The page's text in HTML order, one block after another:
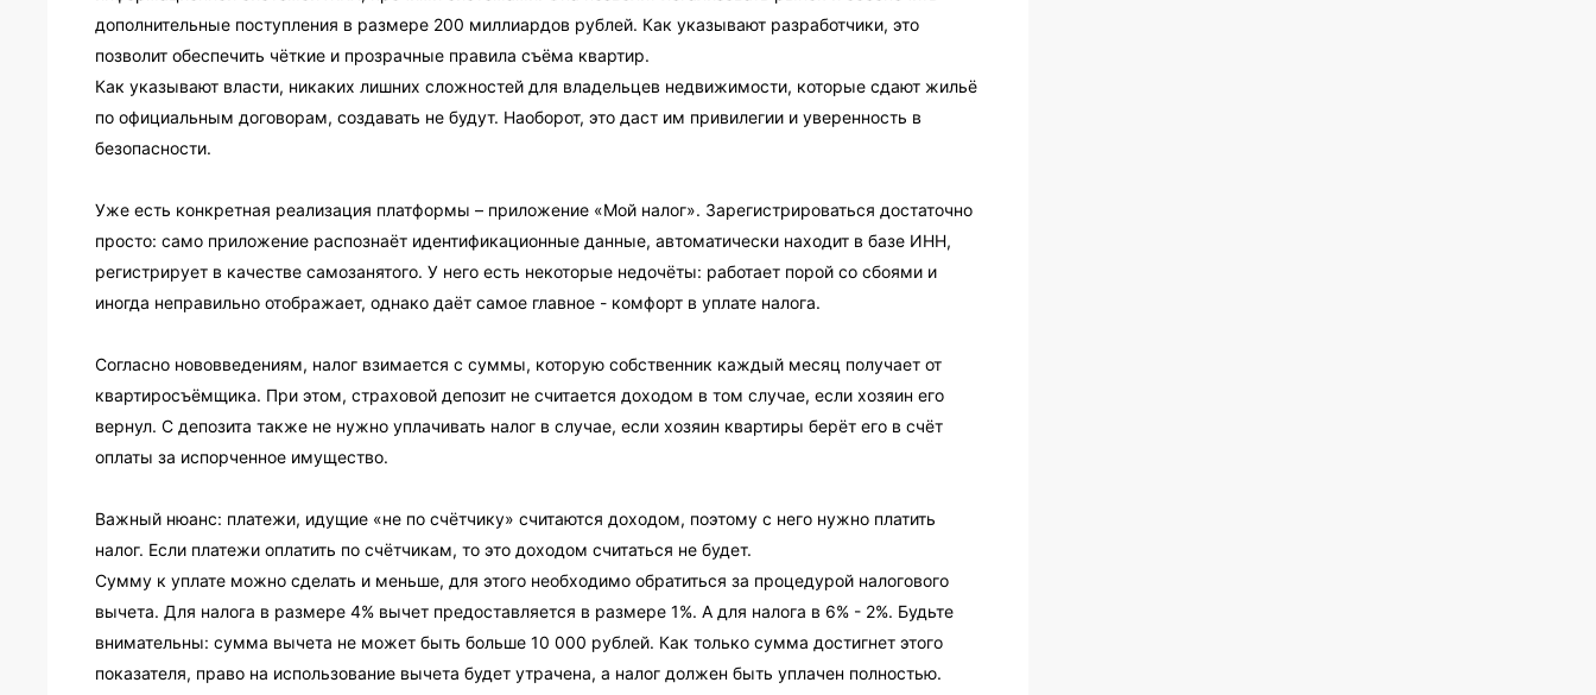
дополнительные поступления в размере 200 миллиардов рублей. Как указывают разработчики, это
позволит обеспечить чёткие и прозрачные правила съёма квартир.
Как указывают власти, никаких лишних сложностей для владельцев недвижимости, которые сдают жильё
по официальным договорам, создавать не будут. Наоборот, это даст им привилегии и уверенность в
безопасности.
Уже есть конкретная реализация платформы – приложение «Мой налог». Зарегистрироваться достаточно
просто: само приложение распознаёт идентификационные данные, автоматически находит в базе ИНН,
регистрирует в качестве самозанятого. У него есть некоторые недочёты: работает порой со сбоями и
иногда неправильно отображает, однако даёт самое главное - комфорт в уплате налога.
Согласно нововведениям, налог взимается с суммы, которую собственник каждый месяц получает от
квартиросъёмщика. При этом, страховой депозит не считается доходом в том случае, если хозяин его
вернул. С депозита также не нужно уплачивать налог в случае, если хозяин квартиры берёт его в счёт
оплаты за испорченное имущество.
Важный нюанс: платежи, идущие «не по счётчику» считаются доходом, поэтому с него нужно платить
налог. Если платежи оплатить по счётчикам, то это доходом считаться не будет.
Сумму к уплате можно сделать и меньше, для этого необходимо обратиться за процедурой налогового
вычета. Для налога в размере 4% вычет предоставляется в размере 1%. А для налога в 6% - 2%. Будьте
внимательны: сумма вычета не может быть больше 10 000 рублей. Как только сумма достигнет этого
показателя, право на использование вычета будет утрачена, а налог должен быть уплачен полностью.